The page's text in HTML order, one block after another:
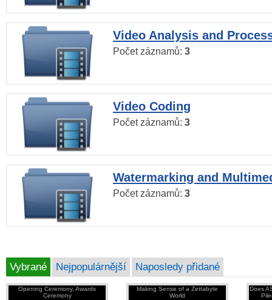
Video Analysis and
Počet záznamů: 3
Video Coding
Počet záznamů: 3
Watermarking and
Počet záznamů: 3
Vybrané Nejpopulárnější Naposledy přidané
Opening Ceremony, Awards
Ceremony
Making Sense of a Zettabyte
World
Does